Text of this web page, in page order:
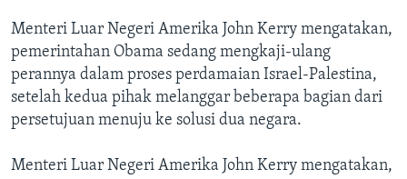
Menteri Luar Negeri Amerika John Kerry mengatakan,
pemerintahan Obama sedang mengkaji-ulang
perannya dalam proses perdamaian Israel-Palestina,
setelah kedua pihak melanggar beberapa bagian dari
persetujuan menuju ke solusi dua negara.
Menteri Luar Negeri Amerika John Kerry mengatakan,